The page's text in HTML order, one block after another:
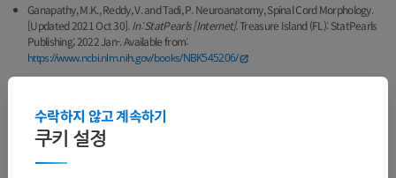
Ganapathy, M.K., Reddy, V. and Tadi, P. Neuroanatomy, Spinal Cord Morphology.
[Updated 2021 Oct 30]. In: StatPearls [Internet].Treasure Island (FL): StatPearls
Publishing; 2022 Jan-. Available from:
https://www.ncbi.nlm.nih.gov/books/NBK545206/
갤러리
쿠키 설정
수락하지 않고 계속하기